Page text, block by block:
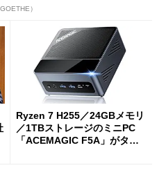
）
Ryzen 7 H255／24GBメモリ
／1TBストレージのミニPC
「ACEMAGIC F5A」がタイ